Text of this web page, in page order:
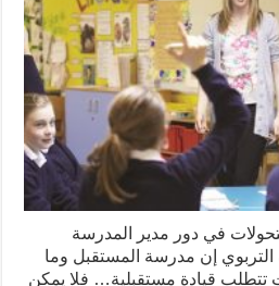
في دور مدير المدرسة
إن مدرسة المستقبل وما
تتطلب قيادة مستقبلية… فلا يمكن